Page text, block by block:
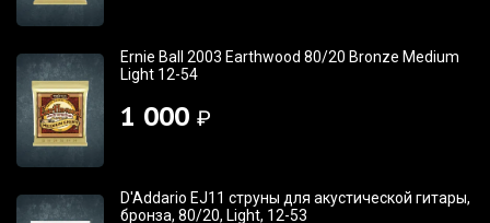
Ernie Ball 2003 Earthwood 80/20 Bronze Medium
Light 12-54
1 000 ₽
D'Addario EJ11 струны для акустической гитары,
бронза, 80/20, Light, 12-53